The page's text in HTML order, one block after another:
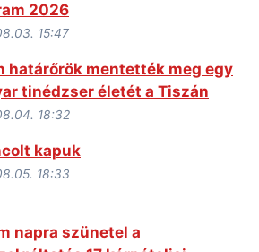
2026
15:47
határőrök mentették meg egy
tinédzser életét a Tiszán
18:32
kapuk
18:33
napra szünetel a